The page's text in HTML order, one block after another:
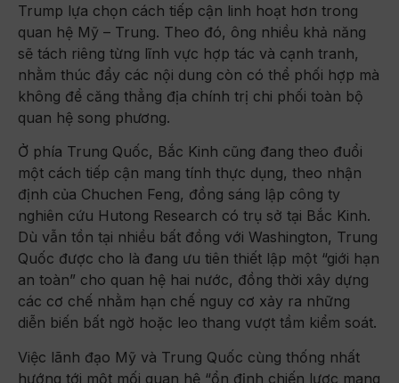
Trump lựa chọn cách tiếp cận linh hoạt hơn trong
quan hệ Mỹ – Trung. Theo đó, ông nhiều khả năng
sẽ tách riêng từng lĩnh vực hợp tác và cạnh tranh,
nhằm thúc đẩy các nội dung còn có thể phối hợp mà
không để căng thẳng địa chính trị chi phối toàn bộ
quan hệ song phương.
Ở phía Trung Quốc, Bắc Kinh cũng đang theo đuổi
một cách tiếp cận mang tính thực dụng, theo nhận
định của Chuchen Feng, đồng sáng lập công ty
nghiên cứu Hutong Research có trụ sở tại Bắc Kinh.
Dù vẫn tồn tại nhiều bất đồng với Washington, Trung
Quốc được cho là đang ưu tiên thiết lập một “giới hạn
an toàn” cho quan hệ hai nước, đồng thời xây dựng
các cơ chế nhằm hạn chế nguy cơ xảy ra những
diễn biến bất ngờ hoặc leo thang vượt tầm kiểm soát.
Việc lãnh đạo Mỹ và Trung Quốc cùng thống nhất
hướng tới một mối quan hệ “ổn định chiến lược mang